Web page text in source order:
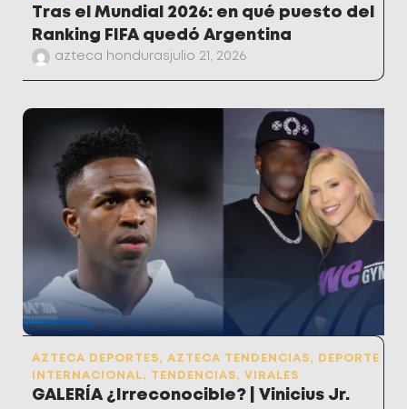
Tras el Mundial 2026: en qué puesto del
Ranking FIFA quedó Argentina
azteca honduras julio 21, 2026
AZTECA DEPORTES, AZTECA TENDENCIAS,
DEPORTE
INTERNACIONAL, TENDENCIAS, VIRALES
GALERÍA ¿Irreconocible? | Vinicius Jr.